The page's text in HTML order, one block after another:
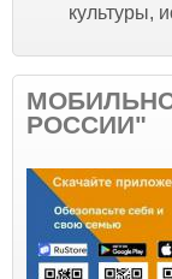
культуры,
РОССИИ"